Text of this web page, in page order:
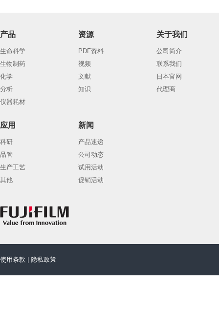
产品
生命科学
生物制药
化学
分析
仪器耗材
资源
PDF资料
视频
文献
知识
关于我们
公司简介
联系我们
日本官网
代理商
应用
科研
品管
生产工艺
其他
新闻
产品速递
公司动态
试用活动
促销活动
使用条款 隐私政策